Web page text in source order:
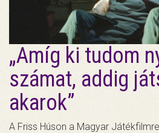
„Amíg ki tudom
számat, addig
akarok”
A Friss Húson a Magyar